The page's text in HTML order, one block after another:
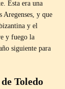
Esta era una
Aregenses, y que
y el
y fuego la
siguiente para
Toledo